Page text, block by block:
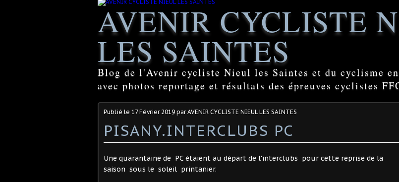
AVENIR CYCLISTE
LES SAINTES
Blog de l'Avenir cycliste Nieul les Saintes et du cyclisme
avec photos reportage et résultats des épreuves cyclistes
Publié le 17 Février 2019 par AVENIR CYCLISTE NIEUL LES SAINTES
PISANY.INTERCLUBS PC
Une quarantaine de PC étaient au départ de l'interclubs pour cette reprise de la
saison sous le soleil printanier.